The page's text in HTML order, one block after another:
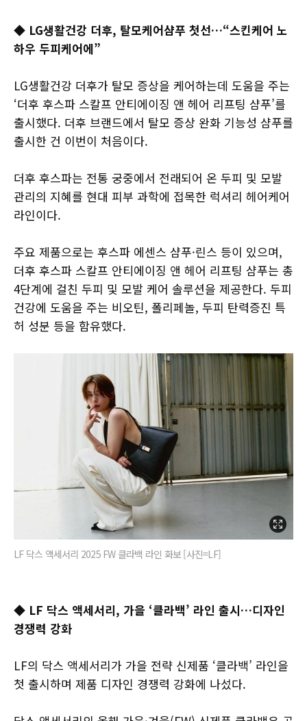
◆ LG생활건강 더후, 탈모케어샴푸 첫선…“스킨케어 노
하우 두피케어에”
LG생활건강 더후가 탈모 증상을 케어하는데 도움을 주는
‘더후 후스파 스칼프 안티에이징 앤 헤어 리프팅 샴푸’를
출시했다. 더후 브랜드에서 탈모 증상 완화 기능성 샴푸를
출시한 건 이번이 처음이다.
더후 후스파는 전통 궁중에서 전래되어 온 두피 및 모발
관리의 지혜를 현대 피부 과학에 접목한 럭셔리 헤어케어
라인이다.
주요 제품으로는 후스파 에센스 샴푸·린스 등이 있으며,
더후 후스파 스칼프 안티에이징 앤 헤어 리프팅 샴푸는 총
4단계에 걸친 두피 및 모발 케어 솔루션을 제공한다. 두피
건강에 도움을 주는 비오틴, 폴리페놀, 두피 탄력증진 특
허 성분 등을 함유했다.
LF 닥스 액세서리 2025 FW 클라백 라인 화보 [사진=LF]
◆ LF 닥스 액세서리, 가을 ‘클라백’ 라인 출시…디자인
경쟁력 강화
LF의 닥스 액세서리가 가을 전략 신제품 ‘클라백’ 라인을
첫 출시하며 제품 디자인 경쟁력 강화에 나섰다.